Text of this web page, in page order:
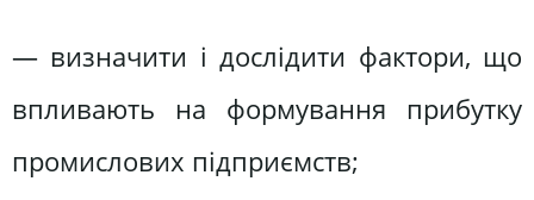
— визначити і дослідити фактори, що
впливають на формування прибутку
промислових підприємств;